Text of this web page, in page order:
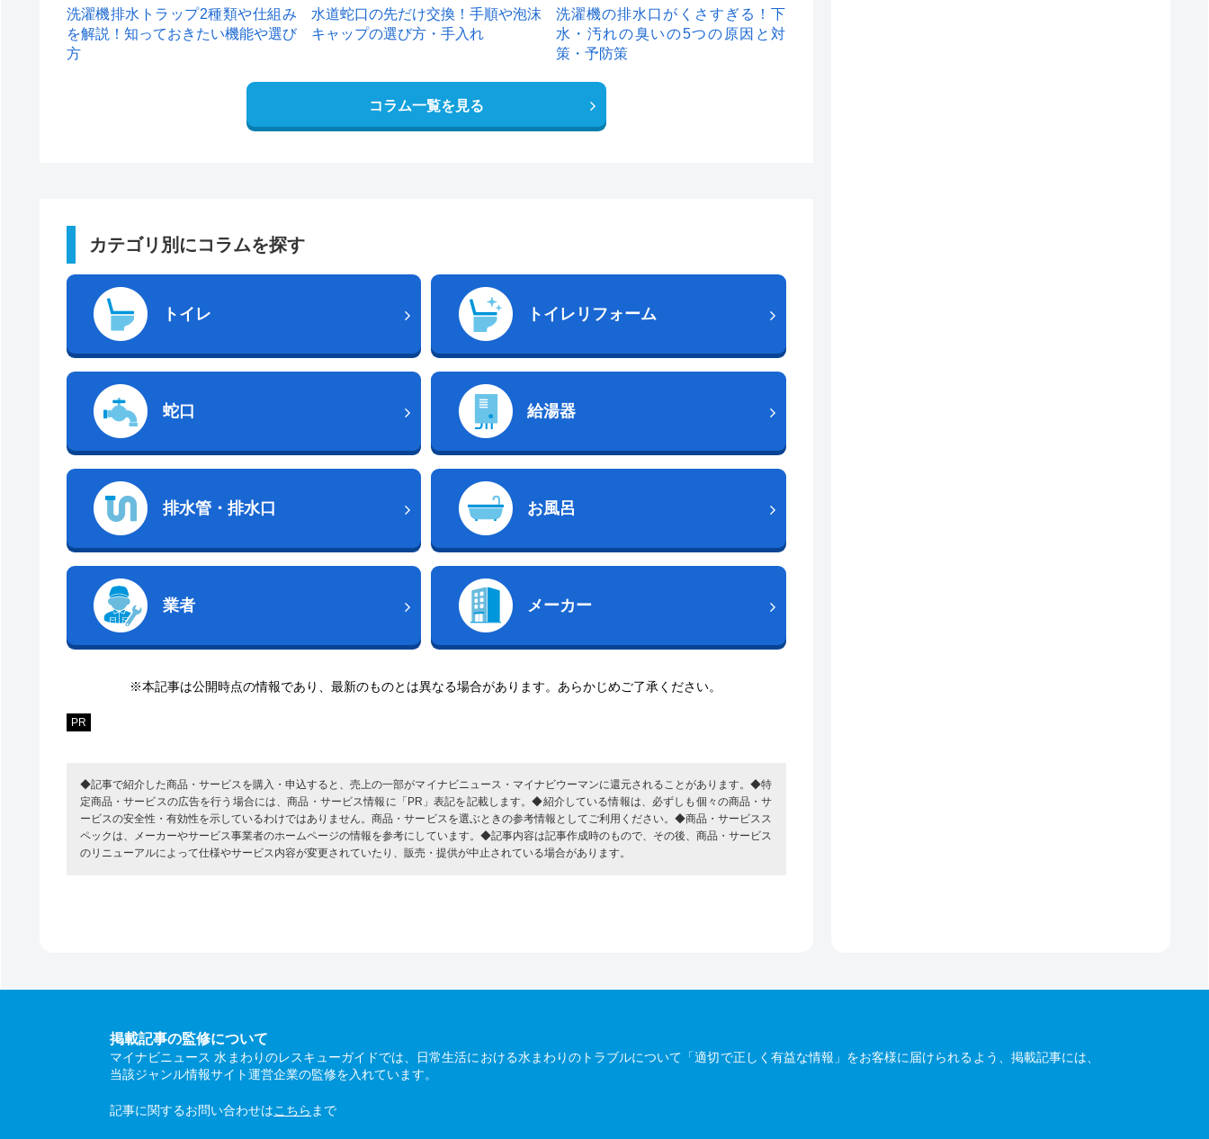
洗濯機排水トラップ2種類や仕組み
を解説！知っておきたい機能や選び
方
水道蛇口の先だけ交換！手順や泡沫
キャップの選び方・手入れ
洗濯機の排水口がくさすぎる！下
水・汚れの臭いの5つの原因と対
策・予防策
コラム一覧を見る
カテゴリ別にコラムを探す
トイレ トイレリフォーム
蛇口 給湯器
排水管・排水口 お風呂
業者 メーカー
※本記事は公開時点の情報であり、最新のものとは異なる場合があります。あらかじめご了承ください。
PR
◆記事で紹介した商品・サービスを購入・申込すると、売上の一部がマイナビニュース・マイナビウーマンに還元されることがあります。◆特
定商品・サービスの広告を行う場合には、商品・サービス情報に「PR」表記を記載します。◆紹介している情報は、必ずしも個々の商品・サ
ービスの安全性・有効性を示しているわけではありません。商品・サービスを選ぶときの参考情報としてご利用ください。◆商品・サービスス
ペックは、メーカーやサービス事業者のホームページの情報を参考にしています。◆記事内容は記事作成時のもので、その後、商品・サービス
のリニューアルによって仕様やサービス内容が変更されていたり、販売・提供が中止されている場合があります。
掲載記事の監修について
マイナビニュース 水まわりのレスキューガイドでは、日常生活における水まわりのトラブルについて「適切で正しく有益な情報」をお客様に届けられるよう、掲載記事には、
当該ジャンル情報サイト運営企業の監修を入れています。
記事に関するお問い合わせはこちら まで